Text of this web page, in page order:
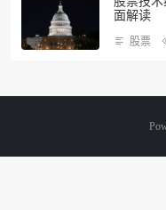
面解读
股票